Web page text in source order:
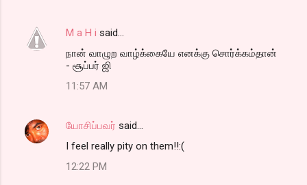
n
M a H i said…
நான் வாழுற வாழ்க்கையே எனக்கு சொர்க்கம்தான்
- சூப்பர் ஜி
11:57 AM
யோசிப்பவர் said…
I feel really pity on them!!:(
12:22 PM